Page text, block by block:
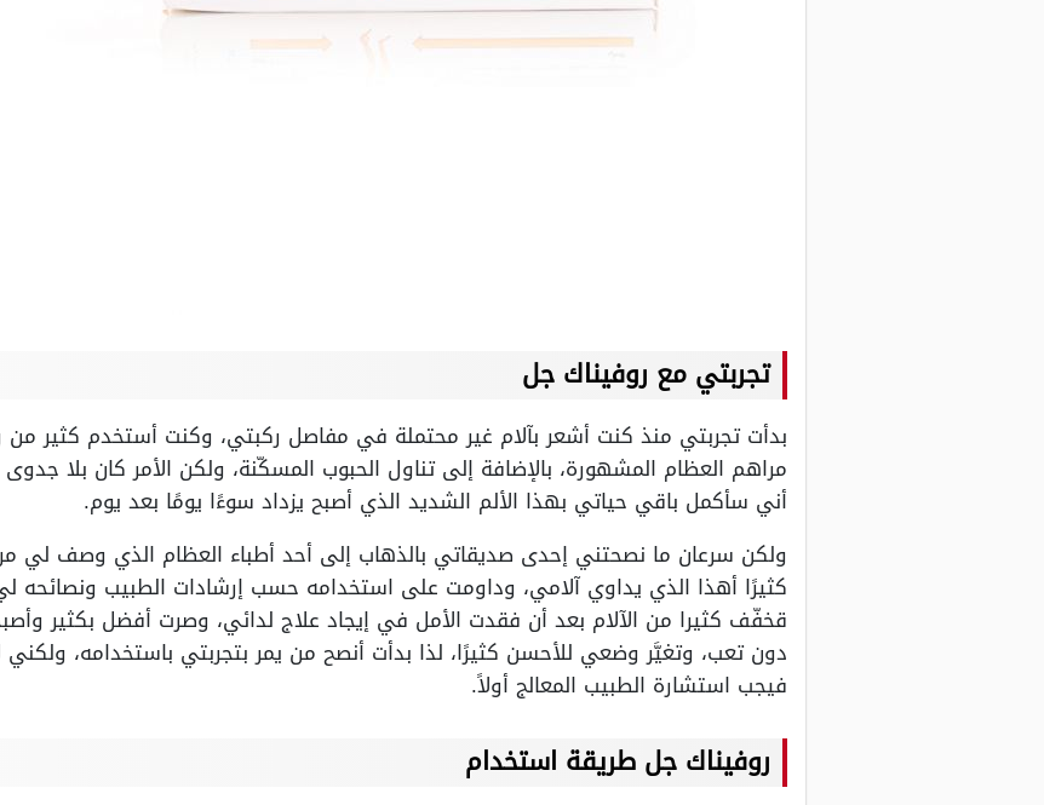
تجربتي مع روفيناك جل
بدأت تجربتي منذ كنت أشعر بآلام غير محتملة في مفاصل ركبتي، وكنت أستخدم كثير
مراهم العظام المشهورة، بالإضافة إلى تناول الحبوب المسكّنة، ولكن الأمر كان بلا
أني سأكمل باقي حياتي بهذا الألم الشديد الذي أصبح يزداد سوءًا يومًا بعد يوم.
ولكن سرعان ما نصحتني إحدى صديقاتي بالذهاب إلى أحد أطباء العظام الذي وصف لي
كثيرًا أهذا الذي يداوي آلامي، وداومت على استخدامه حسب إرشادات الطبيب ونصائحه
قخفّف كثيرا من الآلام بعد أن فقدت الأمل في إيجاد علاج لدائي، وصرت أفضل بكثير
دون تعب، وتغيَّر وضعي للأحسن كثيرًا، لذا بدأت أنصح من يمر بتجربتي باستخدامه، ولكني
فيجب استشارة الطبيب المعالج أولاً.
روفيناك جل طريقة استخدام